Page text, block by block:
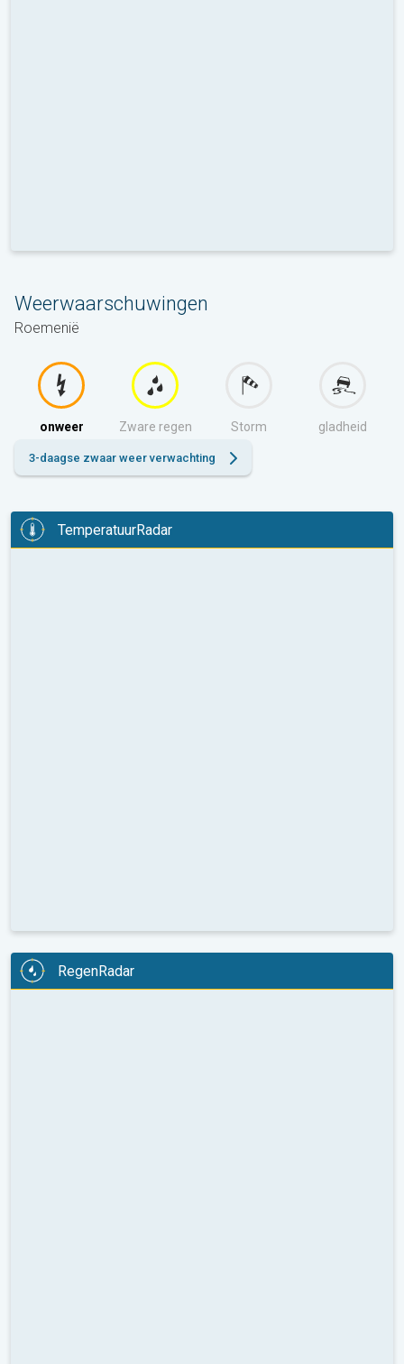
Weerwaarschuwingen
Roemenië
onweer Zware regen Storm gladheid
3-daagse zwaar weer verwachting
TemperatuurRadar
RegenRadar